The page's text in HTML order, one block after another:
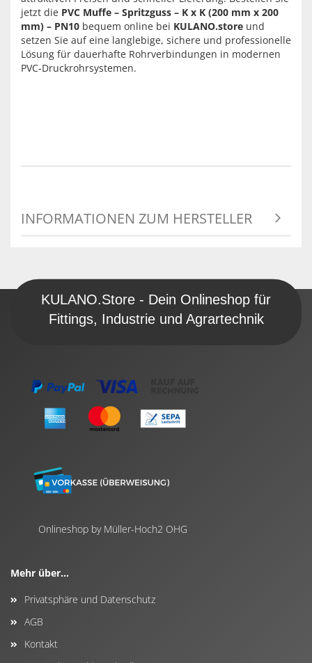
jetzt die PVC Muffe – Spritzguss – K x K (200 mm x 200
mm) – PN10 bequem online bei KULANO.store und
setzen Sie auf eine langlebige, sichere und professionelle
Lösung für dauerhafte Rohrverbindungen in modernen
PVC-Druckrohrsystemen.
INFORMATIONEN ZUM HERSTELLER
KULANO.Store - Dein Onlineshop für
Fittings, Industrie und Agrartechnik
Onlineshop by Müller-Hoch2 OHG
Mehr über...
Privatsphäre und Datenschutz
AGB
Kontakt